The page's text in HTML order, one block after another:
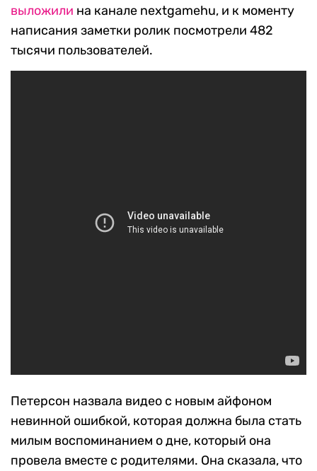
выложили на канале nextgamehu, и к моменту
написания заметки ролик посмотрели 482
тысячи пользователей.
Петерсон назвала видео с новым айфоном
невинной ошибкой, которая должна была стать
милым воспоминанием о дне, который она
провела вместе с родителями. Она сказала, что